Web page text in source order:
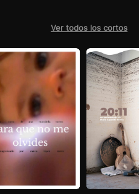
Ver todos los cortos